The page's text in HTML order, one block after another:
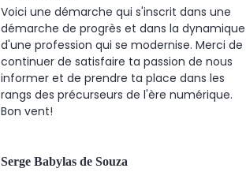
Voici une démarche qui s'inscrit dans une
démarche de progrès et dans la dynamique
d'une profession qui se modernise. Merci de
continuer de satisfaire ta passion de nous
informer et de prendre ta place dans les
rangs des précurseurs de l'ère numérique.
Bon vent!
Serge Babylas de Souza